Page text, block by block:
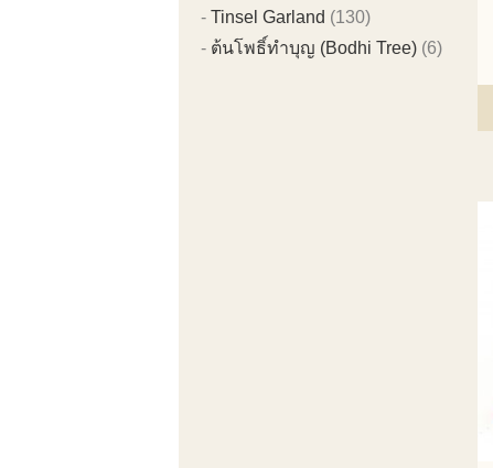
Tinsel Garland (130)
ต้นโพธิ์ทำบุญ (Bodhi Tree) (6)